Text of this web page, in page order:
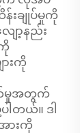
န်းချုပ်မှုကို
ော့နည်း
ားကို
တ်မှုအတွက်
ါတယ်။ ဒါ
ားကို